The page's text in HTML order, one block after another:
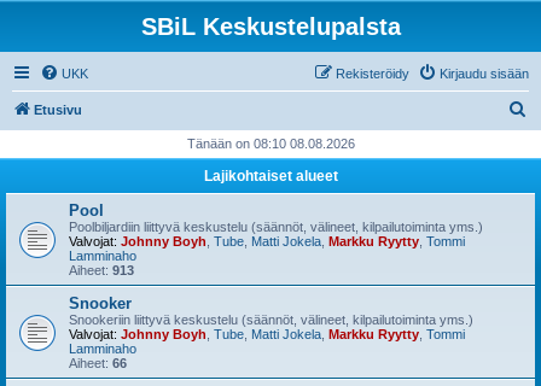
SBiL Keskustelupalsta
UKK Kirjaudu sisään
Rekisteröidy
Etusivu
i
Tänään on 08:10 08.08.2026
Lajikohtaiset alueet
Pool
Poolbiljardiin liittyvä keskustelu (säännöt, välineet, kilpailutoiminta yms.)
Valvojat: Johnny Boyh Tube Matti Jokela Markku Ryytty Tommi
Lamminaho
Aiheet: 913
Snooker
Snookeriin liittyvä keskustelu (säännöt, välineet, kilpailutoiminta yms.)
Valvojat: Johnny Boyh Tube Matti Jokela Markku Ryytty Tommi
Lamminaho
Aiheet: 66